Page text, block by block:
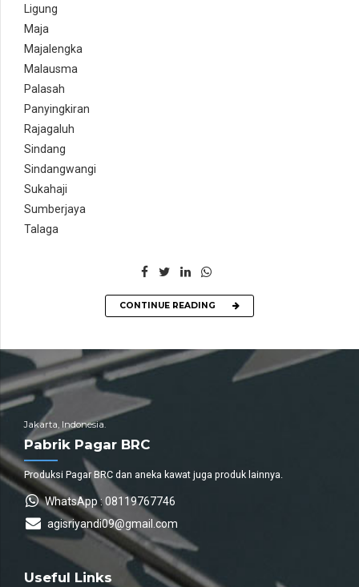
Ligung
Maja
Majalengka
Malausma
Palasah
Panyingkiran
Rajagaluh
Sindang
Sindangwangi
Sukahaji
Sumberjaya
Talaga
CONTINUE READING
Jakarta, Indonesia.
Pabrik Pagar BRC
Produksi Pagar BRC dan aneka kawat juga produk lainnya.
WhatsApp : 08119767746
agisriyandi09@gmail.com
Useful Links